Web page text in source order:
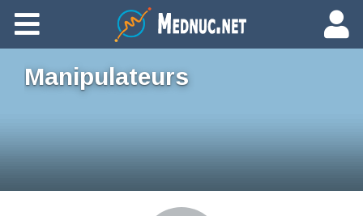
Ajouter du contenu
Manipulateurs